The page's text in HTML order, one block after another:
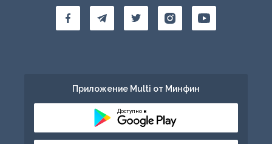
Приложение Multi от Минфин
Доступно в